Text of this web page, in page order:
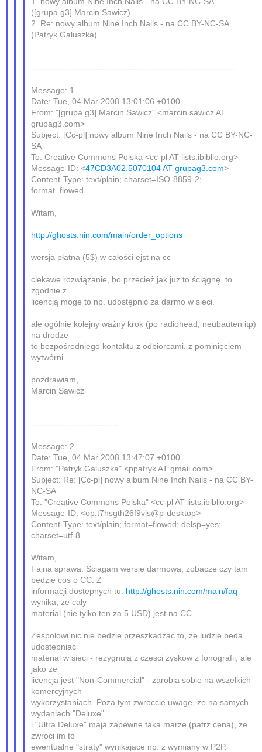
([grupa.g3] Marcin Sawicz)
2. Re: nowy album Nine Inch Nails - na CC BY-NC-SA
(Patryk Galuszka)
----------------------------------------------------------------------
Message: 1
Date: Tue, 04 Mar 2008 13:01:06 +0100
From: "[grupa.g3] Marcin Sawicz" <marcin.sawicz AT
grupag3.com>
Subject: [Cc-pl] nowy album Nine Inch Nails - na CC BY-NC-
SA
To: Creative Commons Polska <cc-pl AT lists.ibiblio.org>
Message-ID: <47CD3A02.5070104 AT grupag3.com>
Content-Type: text/plain; charset=ISO-8859-2;
format=flowed
Witam,
http://ghosts.nin.com/main/order_options
wersja płatna (5$) w całości ejst na cc
ciekawe rozwiązanie, bo przecież jak już to ściągnę, to
zgodnie z
licencją moge to np. udostępnić za darmo w sieci.
ale ogólnie kolejny ważny krok (po radiohead, neubauten itp)
na drodze
to bezpośredniego kontaktu z odbiorcami, z pominięciem
wytwórni.
pozdrawiam,
Marcin Sawicz
------------------------------
Message: 2
Date: Tue, 04 Mar 2008 13:47:07 +0100
From: "Patryk Galuszka" <ppatryk AT gmail.com>
Subject: Re: [Cc-pl] nowy album Nine Inch Nails - na CC BY-
NC-SA
To: "Creative Commons Polska" <cc-pl AT lists.ibiblio.org>
Message-ID: <op.t7hsgth26f9vls@p-desktop>
Content-Type: text/plain; format=flowed; delsp=yes;
charset=utf-8
Witam,
Fajna sprawa. Sciagam wersje darmowa, zobacze czy tam
bedzie cos o CC. Z
informacji dostepnych tu: http://ghosts.nin.com/main/faq
wynika, ze caly
material (nie tylko ten za 5 USD) jest na CC.
Zespolowi nic nie bedzie przeszkadzac to, ze ludzie beda
udostepniac
material w sieci - rezygnuja z czesci zyskow z fonografii, ale
jako ze
licencja jest "Non-Commercial" - zarobia sobie na wszelkich
komercyjnych
wykorzystaniach. Poza tym zwroccie uwage, ze na samych
wydaniach "Deluxe"
i "Ultra Deluxe" maja zapewne taka marze (patrz cena), ze
zwroci im to
ewentualne "straty" wynikajace np. z wymiany w P2P.